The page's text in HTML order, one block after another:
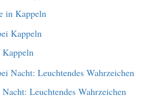
in Kappeln
Leuchtendes Wahrzeichen